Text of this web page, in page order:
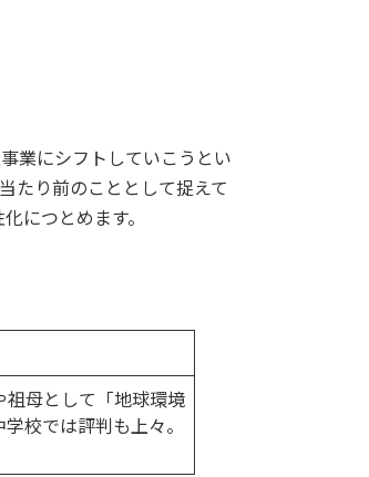
業にシフトしていこうとい
たり前のこととして捉えて
につとめます。
母として「地球環境
校では評判も上々。